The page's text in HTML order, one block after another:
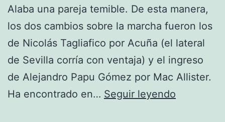
Alaba una pareja temible. De esta manera,
los dos cambios sobre la marcha fueron los
de Nicolás Tagliafico por Acuña (el lateral
de Sevilla corría con ventaja) y el ingreso
de Alejandro Papu Gómez por Mac Allister.
Ha encontrado en… Seguir leyendo